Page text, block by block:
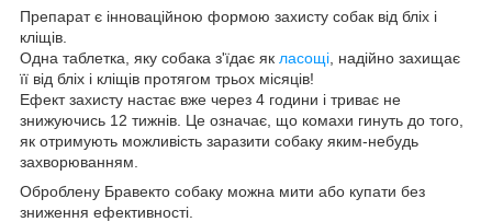
Препарат є інноваційною формою захисту собак від бліх і
кліщів.
Одна таблетка, яку собака з'їдає як ласощі , надійно захищає
її від бліх і кліщів протягом трьох місяців!
Ефект захисту настає вже через 4 години і триває не
знижуючись 12 тижнів. Це означає, що комахи гинуть до того,
як отримують можливість заразити собаку яким-небудь
захворюванням.
Оброблену Бравекто собаку можна мити або купати без
зниження ефективності.